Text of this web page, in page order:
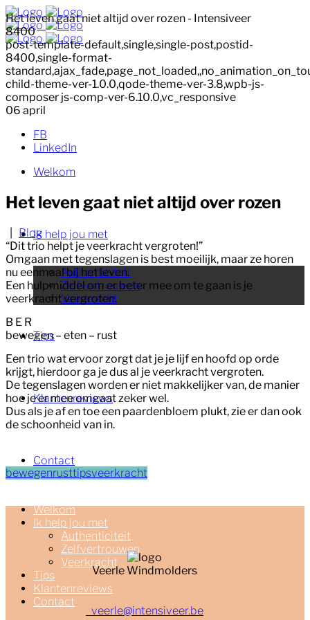
Welkom
Ik help jou met
Authenticiteit
Zelfvertrouwen
Veerkracht
Tips
Klantenreviews
Contact
Welkom
Ik help jou met
Authenticiteit
Zelfvertrouwen
Veerkracht
Tips
Klantenreviews
Contact
Het leven gaat niet altijd over rozen - Intensiveer
8400
post-template-default,single,single-post,postid-
8400,single-format-
child-theme-ver-1.0.0,qode-theme-ver-3.8,wpb-js-
composer js-comp-ver-6.10.0,vc_responsive
06 april
FB
LinkedIn
Het leven gaat niet altijd over rozen
Blog
“Dit trio helpt je veerkracht vergroten!”
Omgaan met tegenslagen is best moeilijk, maar ze horen
nu eenmaal bij het leven.
Een hulpmiddel om er beter mee om te gaan is je
veerkracht vergroten.
B E R
bewegen – eten – rust
Een trio wat ervoor zorgt dat je je lijf en hoofd op orde
krijgt, hierdoor ga je dus al je veerkracht vergroten.
De tegenslagen worden er niet makkelijker van, de manier
hoe je er mee omgaat zeker wel.
Dus als je af en toe een paardenbloem plukt, zie er dan ook
de schoonheid van in.
bewegenrusttipsveerkracht
Veerle Windmolders
veerle@intensiveer.be